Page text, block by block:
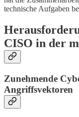
technische Aufgaben
CISO in der
Zunehmende
Angriffsvektoren